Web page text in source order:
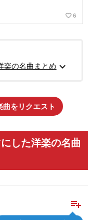
favorite_border 6
楽の名曲まとめ expand_more
曲をリクエスト
した洋楽の名曲
playlist_add